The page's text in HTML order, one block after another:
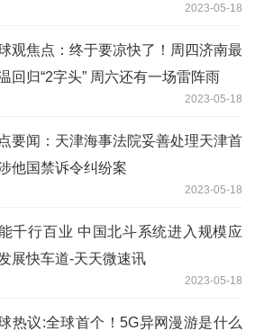
2023-05-18
观焦点：终于要凉快了！周四济南最
回归“2字头” 周六还有一场雷阵雨
2023-05-18
要闻：天津海事法院妥善处理天津首
他国禁诉令纠纷案
2023-05-18
千行百业 中国北斗系统进入规模应
展快车道-天天微速讯
2023-05-18
热议:全球首个！5G异网漫游是什么